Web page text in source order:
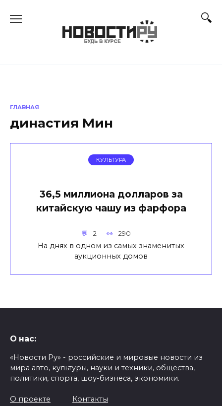
ГЛАВНАЯ
династия Мин
КУЛЬТУРА
36,5 миллиона долларов за
китайскую чашу из фарфора
2 290
На днях в одном из самых знаменитых
аукционных домов
О нас:
«Новости Ру» - российские и мировые новости из
мира авто, культуры, науки и техники, общества,
политики, спорта, шоу-бизнеса, экономики.
О проекте Контакты